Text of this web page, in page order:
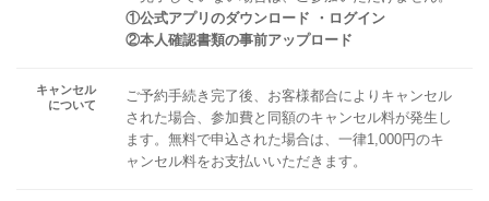
①公式アプリのダウンロード ・ログイン
②本人確認書類の事前アップロード
キャンセル
について
ご予約手続き完了後、お客様都合によりキャンセル
された場合、参加費と同額のキャンセル料が発生し
ます。無料で申込された場合は、一律1,000円のキ
ャンセル料をお支払いいただきます。